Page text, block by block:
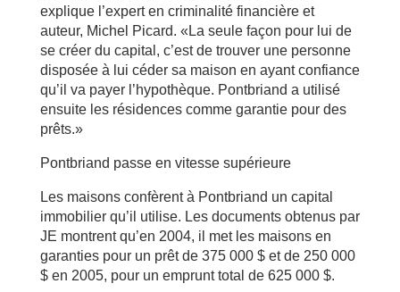
explique l’expert en criminalité financière et
auteur, Michel Picard. «La seule façon pour lui de
se créer du capital, c’est de trouver une personne
disposée à lui céder sa maison en ayant confiance
qu’il va payer l’hypothèque. Pontbriand a utilisé
ensuite les résidences comme garantie pour des
prêts.»
Pontbriand passe en vitesse supérieure
Les maisons confèrent à Pontbriand un capital
immobilier qu’il utilise. Les documents obtenus par
JE montrent qu’en 2004, il met les maisons en
garanties pour un prêt de 375 000 $ et de 250 000
$ en 2005, pour un emprunt total de 625 000 $.